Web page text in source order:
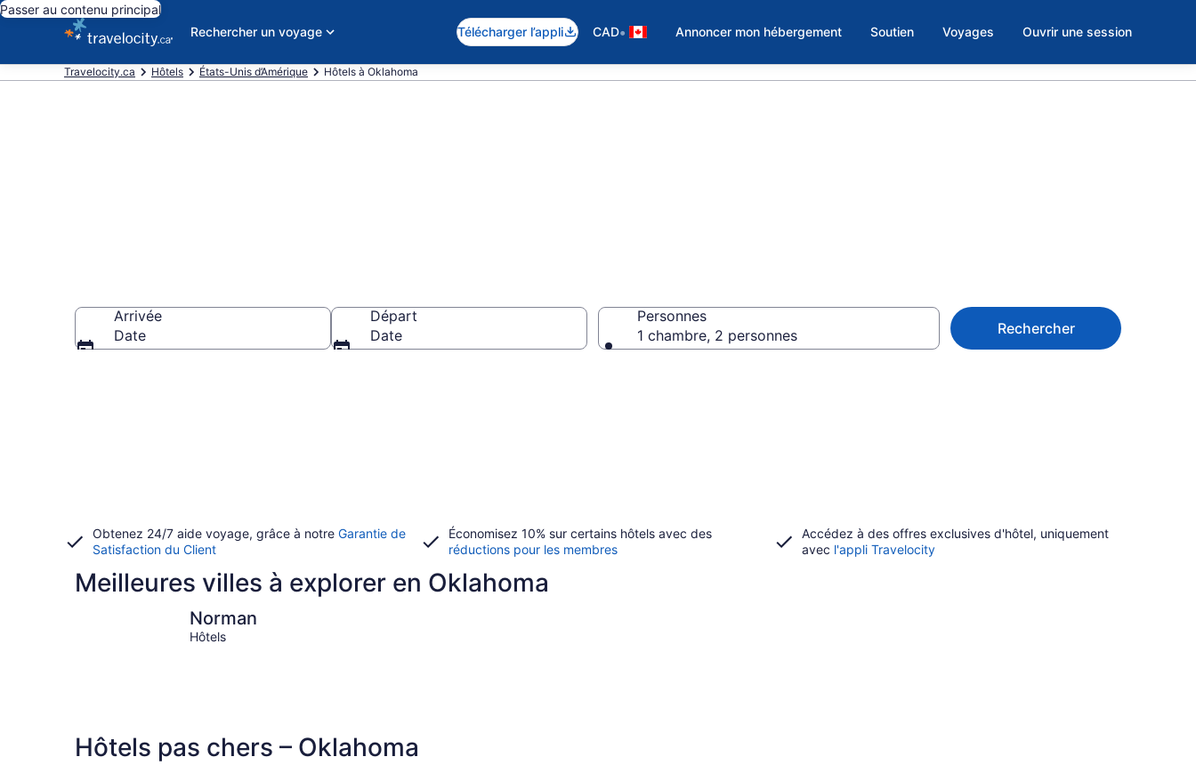
Passer au contenu principal
Rechercher un voyage
Télécharger l’appli CAD• Annoncer mon hébergement Soutien Voyages Ouvrir une session
Travelocity.ca Hôtels États-Unis d’Amérique Hôtels à Oklahoma
Arrivée
Date
Départ
Date
Personnes
1 chambre, 2 personnes
Rechercher
Obtenez 24/7 aide voyage, grâce à notre Garantie de
Satisfaction du Client
Économisez 10% sur certains hôtels avec des
réductions pour les membres
Accédez à des offres exclusives d'hôtel, uniquement
avec l'appli Travelocity
Meilleures villes à explorer en Oklahoma
Norman
Hôtels
Hôtels pas chers – Oklahoma